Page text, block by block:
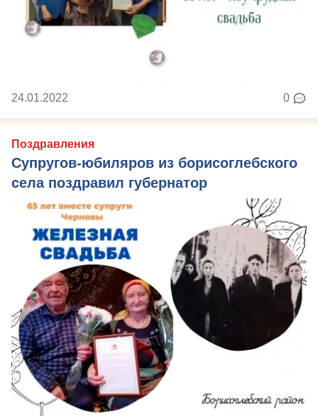
24.01.2022 0
Поздравления
Супругов-юбиляров из борисоглебского
села поздравил губернатор